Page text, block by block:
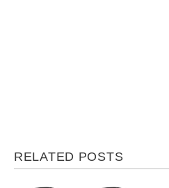
RELATED POSTS